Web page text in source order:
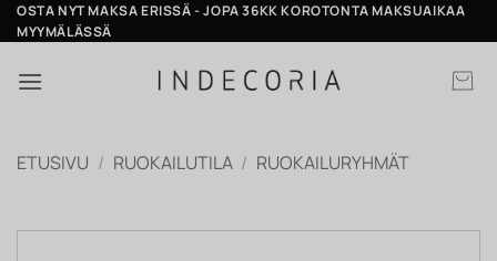
Skip
to
OSTA NYT MAKSA ERISSÄ - JOPA 36KK KOROTONTA MAKSUAIKAA
MYYMÄLÄSSÄ
ETUSIVU / RUOKAILUTILA / RUOKAILURYHMÄT